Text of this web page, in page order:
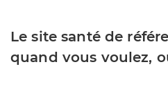
Le site santé de
quand vous voulez,